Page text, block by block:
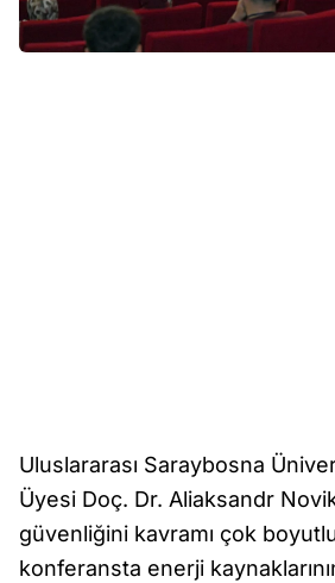
Uluslararası Saraybosna
Üyesi Doç. Dr. Aliaksandr
güvenliğini kavramı çok
konferansta enerji